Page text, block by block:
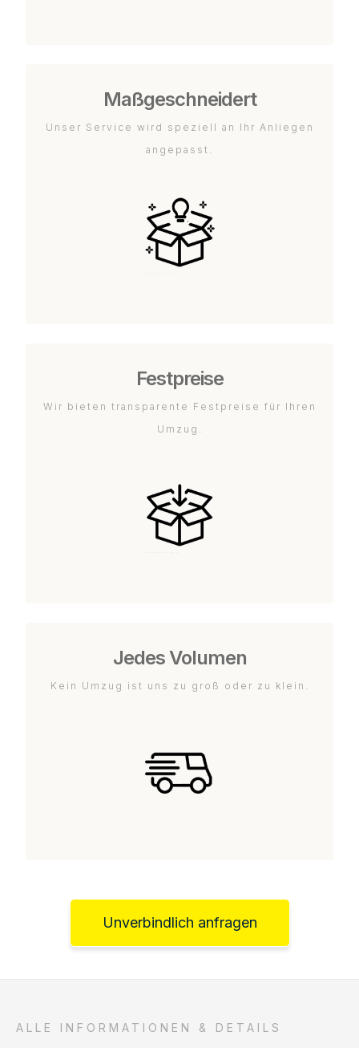
Maßgeschneidert
Unser Service wird speziell an Ihr Anliegen
angepasst.
Festpreise
Wir bieten transparente Festpreise für Ihren
Umzug.
Jedes Volumen
Kein Umzug ist uns zu groß oder zu klein.
Unverbindlich anfragen
ALLE INFORMATIONEN & DETAILS